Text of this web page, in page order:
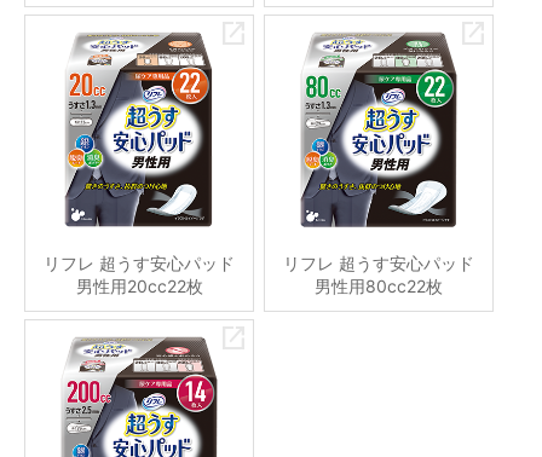
リフレ 超うす安心パッド
男性用20cc22枚
リフレ 超うす安心パッド
男性用80cc22枚